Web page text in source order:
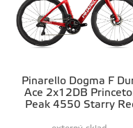
Pinarello Dogma F
Ace 2x12DB
Peak 4550 Starry